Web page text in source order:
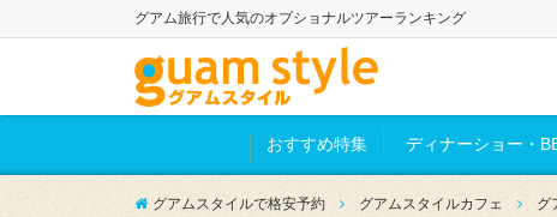
グアム旅行で人気のオプショナルツアーランキング
おすすめ特集 ディナーショー・
グアムスタイルで格安予約 グアムスタイルカフェ グ